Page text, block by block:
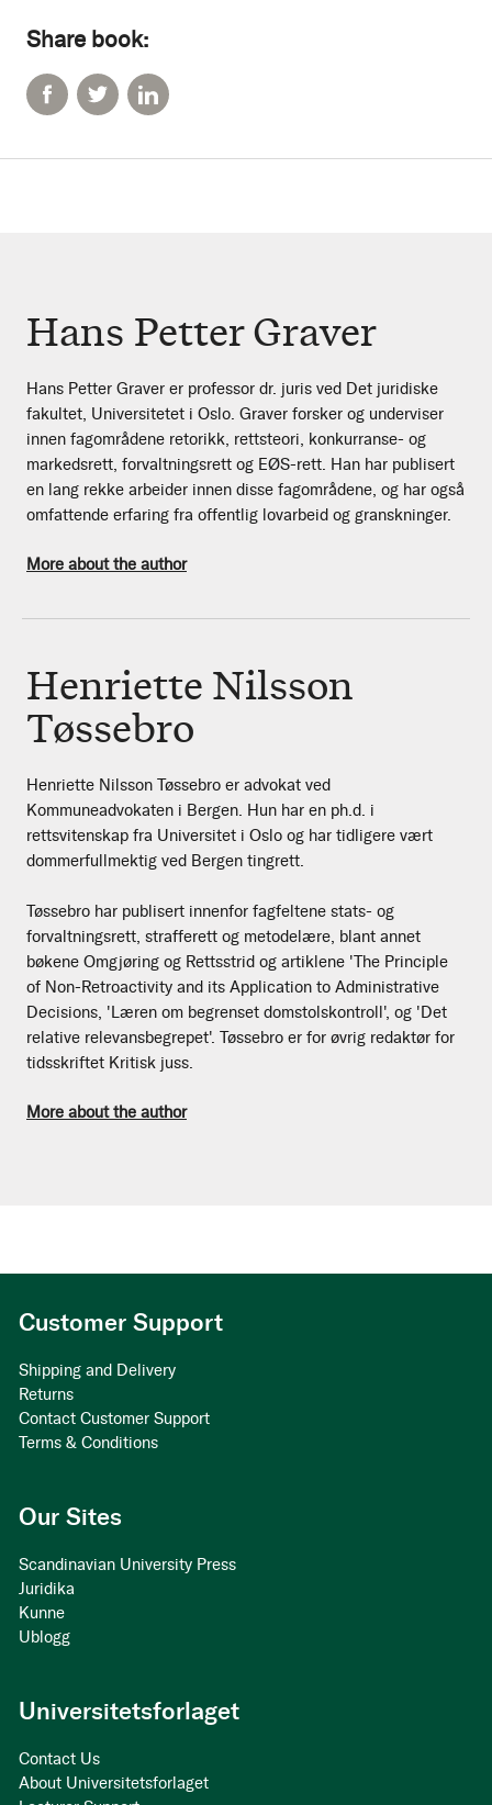
Share book:
Hans Petter Graver
Hans Petter Graver er professor dr. juris ved Det juridiske
fakultet, Universitetet i Oslo. Graver forsker og underviser
innen fagområdene retorikk, rettsteori, konkurranse- og
markedsrett, forvaltningsrett og EØS-rett. Han har publisert
en lang rekke arbeider innen disse fagområdene, og har også
omfattende erfaring fra offentlig lovarbeid og granskninger.
More about the author
Henriette Nilsson
Tøssebro
Henriette Nilsson Tøssebro er advokat ved
Kommuneadvokaten i Bergen. Hun har en ph.d. i
rettsvitenskap fra Universitet i Oslo og har tidligere vært
dommerfullmektig ved Bergen tingrett.
Tøssebro har publisert innenfor fagfeltene stats- og
forvaltningsrett, strafferett og metodelære, blant annet
bøkene Omgjøring og Rettsstrid og artiklene 'The Principle
of Non-Retroactivity and its Application to Administrative
Decisions, 'Læren om begrenset domstolskontroll', og 'Det
relative relevansbegrepet'. Tøssebro er for øvrig redaktør for
tidsskriftet Kritisk juss.
More about the author
Customer Support
Shipping and Delivery
Returns
Contact Customer Support
Terms & Conditions
Our Sites
Scandinavian University Press
Juridika
Kunne
Ublogg
Universitetsforlaget
Contact Us
About Universitetsforlaget